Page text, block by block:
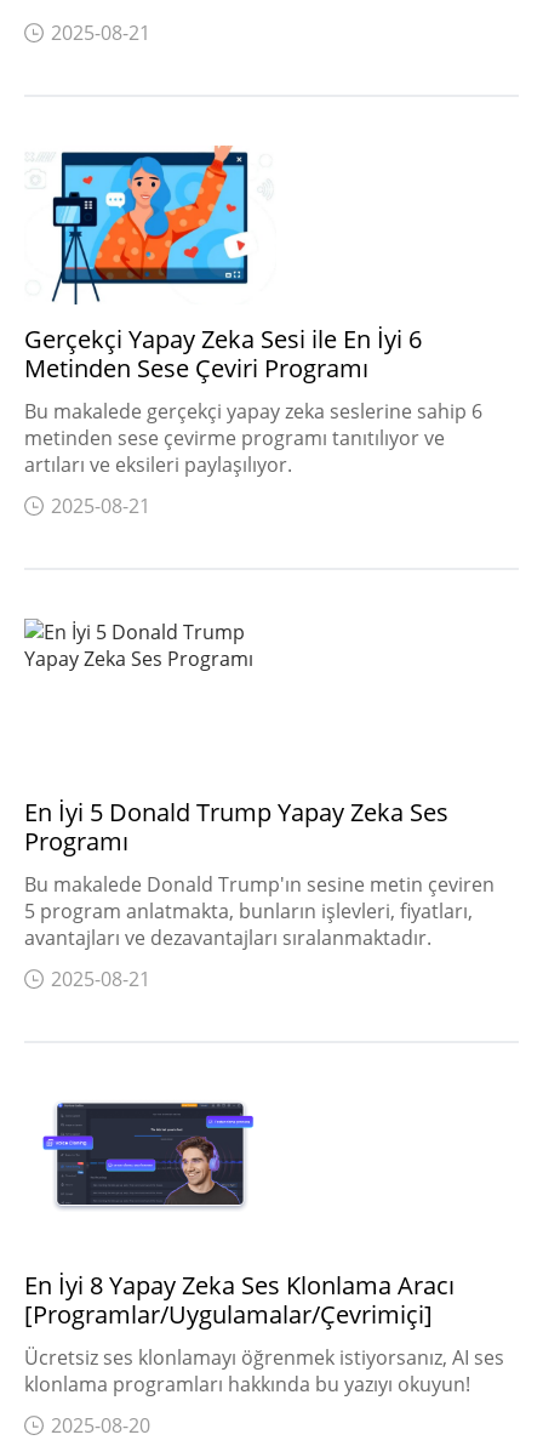
2025-08-21
Gerçekçi Yapay Zeka Sesi ile En İyi 6
Metinden Sese Çeviri Programı
Bu makalede gerçekçi yapay zeka seslerine sahip 6
metinden sese çevirme programı tanıtılıyor ve
artıları ve eksileri paylaşılıyor.
2025-08-21
En İyi 5 Donald Trump Yapay Zeka Ses
Programı
Bu makalede Donald Trump'ın sesine metin çeviren
5 program anlatmakta, bunların işlevleri, fiyatları,
avantajları ve dezavantajları sıralanmaktadır.
2025-08-21
En İyi 8 Yapay Zeka Ses Klonlama Aracı
[Programlar/Uygulamalar/Çevrimiçi]
Ücretsiz ses klonlamayı öğrenmek istiyorsanız, AI ses
klonlama programları hakkında bu yazıyı okuyun!
2025-08-20